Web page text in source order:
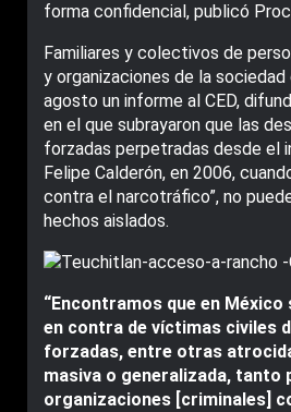
forma confidencial, publicó
Familiares y colectivos de
y organizaciones de la sociedad
agosto un informe al CED,
en el que subrayaron que las
forzadas perpetradas desde el
Felipe Calderón, en 2006,
contra el narcotráfico”, no
hechos aislados.
“Encontramos que en
en contra de víctimas civiles
forzadas, entre otras
masiva o generalizada, tanto
organizaciones [criminales]